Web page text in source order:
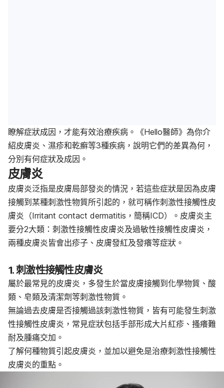
瞭解症狀成因，才能有效治療疾病。《Hello醫師》為你介
紹皮膚炎、濕疹和乾癬等3種疾病，說明它們的差異為何，
分別有何症狀及成因。
皮膚炎
皮膚炎泛指是皮膚局部發炎的情況，若這些症狀是因為皮膚
接觸到某種刺激性物質所引起的，就可稱作刺激性接觸性皮
膚炎（Irritant contact dermatitis，簡稱ICD）。皮膚炎主
要分2大類： 刺激性接觸性皮膚炎及過敏性接觸性皮膚炎，
兩種皮膚炎皆會出疹子、皮膚發紅及發癢等症狀。
1. 刺激性接觸性皮膚炎
屬於最常見的皮膚炎，多發生於當皮膚接觸到化學物質、酸
類、皂類及清潔劑等刺激性物質。
無論過去皮膚是否接觸過該刺激性物質，皆有可能發生刺激
性接觸性皮膚炎，常見症狀包括手部形成大片紅疹、搔癢難
耐及腫痛交加。
了解何種物質引起皮膚炎，並加以避免是治療刺激性接觸性
皮膚炎的重點。